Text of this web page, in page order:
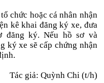
chức hoặc cá nhân nhận
kê khai đăng ký xe, đưa
đăng ký. Nếu hồ sơ và
ký xe sẽ cấp chứng nhận
Tác giả: Quỳnh Chi (t/h)